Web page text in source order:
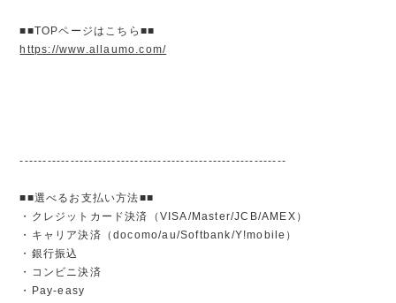
■■TOPページはこちら■■
https://www.allaumo.com/
----------------------------------------------------------
■■選べるお支払い方法■■
・クレジットカード決済（VISA/Master/JCB/AMEX）
・キャリア決済（docomo/au/Softbank/Y!mobile）
・銀行振込
・コンビニ決済
・Pay-easy